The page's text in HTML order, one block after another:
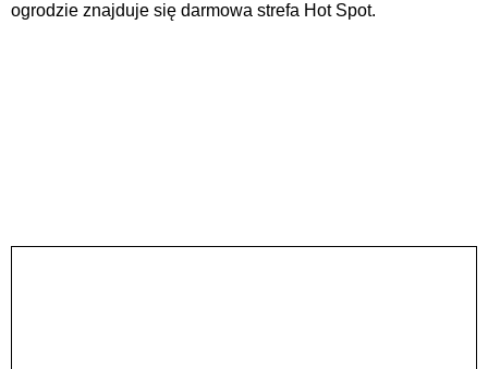
ogrodzie znajduje się darmowa strefa Hot Spot.